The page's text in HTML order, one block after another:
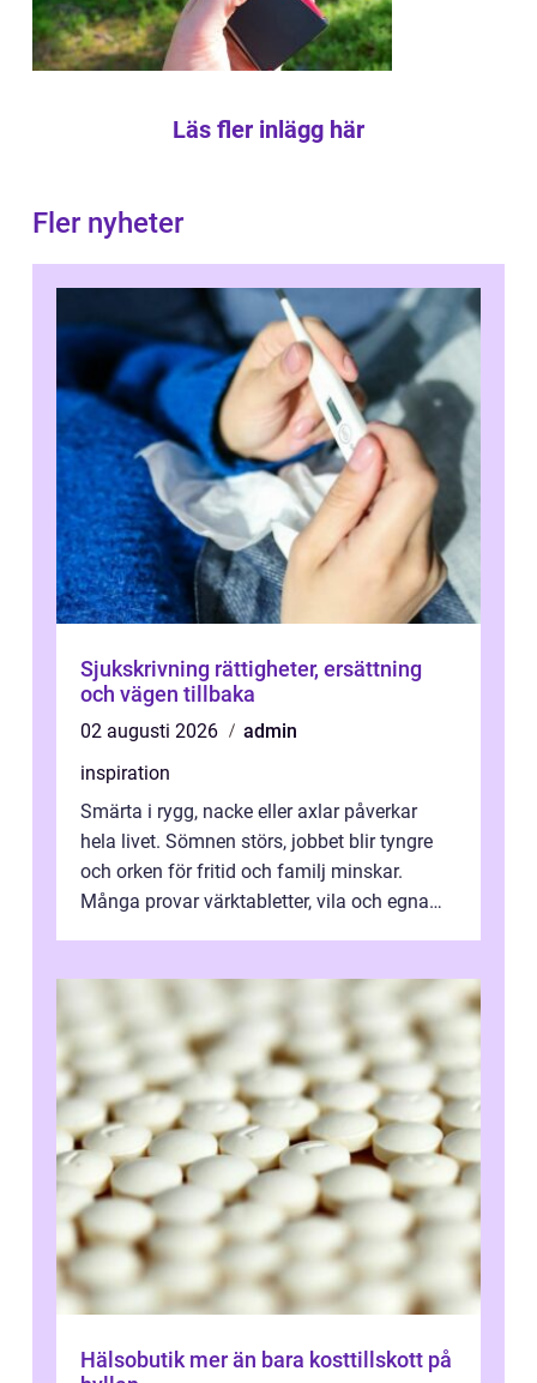
Läs fler inlägg här
Fler nyheter
Sjukskrivning rättigheter, ersättning
och vägen tillbaka
02 augusti 2026
admin
inspiration
Smärta i rygg, nacke eller axlar påverkar
hela livet. Sömnen störs, jobbet blir tyngre
och orken för fritid och familj minskar.
Många provar värktabletter, vila och egna
Hälsobutik mer än bara kosttillskott på